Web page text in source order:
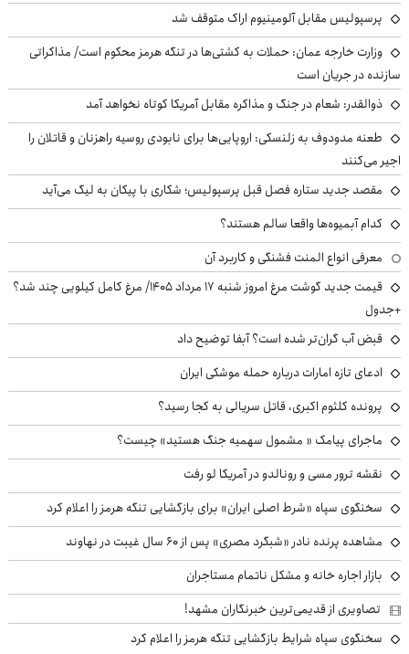
پرسپولیس مقابل آلومینیوم اراک متوقف شد
وزارت خارجه عمان: حملات به کشتی‌ها در تنگه هرمز محکوم است/ مذاکراتی
سازنده در جریان است
ذوالقدر: شعام در جنگ و مذاکره مقابل آمریکا کوتاه نخواهد آمد
طعنه مدودوف به زلنسکی: اروپایی‌ها برای نابودی روسیه راهزنان و قاتلان را
اجیر می‌کنند
مقصد جدید ستاره فصل قبل پرسپولیس؛ شکاری با پیکان به لیگ می‌آید
کدام آبمیوه‌ها واقعا سالم هستند؟
معرفی انواع المنت فشنگی و کاربرد آن
قیمت جدید گوشت مرغ امروز شنبه ۱۷ مرداد ۱۴۰۵/ مرغ کامل کیلویی چند شد؟
+جدول
قبض آب گران‌تر شده است؟ آبفا توضیح داد
ادعای تازه امارات درباره حمله موشکی ایران
پرونده کلثوم اکبری، قاتل سریالی به کجا رسید؟
ماجرای پیامک « مشمول سهمیه جنگ هستید» چیست؟
نقشه ترور مسی و رونالدو در آمریکا لو رفت
سخنگوی سپاه «شرط اصلی ایران» برای بازگشایی تنگه هرمز را اعلام کرد
مشاهده پرنده نادر «شبگرد مصری» پس از ۶۰ سال غیبت در نهاوند
بازار اجاره خانه و مشکل ناتمام مستاجران
تصاویری از قدیمی‌ترین خبرنگاران مشهد!
سخنگوی سپاه شرایط بازگشایی تنگه هرمز را اعلام کرد